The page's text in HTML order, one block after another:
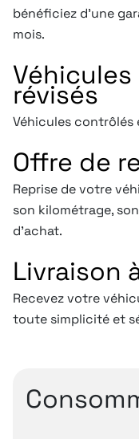
bénéficiez d'une
mois.
révisés
Véhicules contrôlés
Offre de
Reprise de votre
son kilométrage,
d’achat.
Livraison
Recevez votre
toute simplicité et